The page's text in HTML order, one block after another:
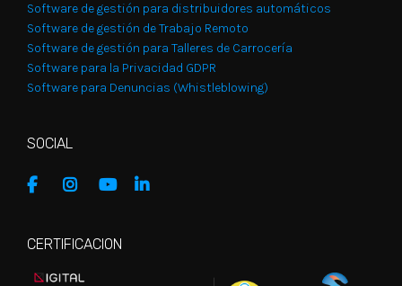
Software de gestión para distribuidores automáticos
Software de gestión de Trabajo Remoto
Software de gestión para Talleres de Carrocería
Software para la Privacidad GDPR
Software para Denuncias (Whistleblowing)
SOCIAL
CERTIFICACION